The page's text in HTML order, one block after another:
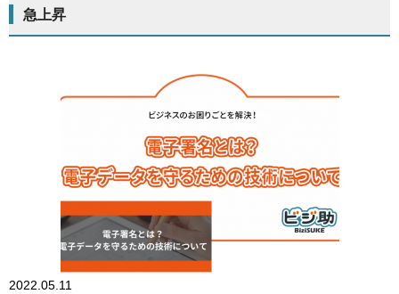
急上昇
2022.05.11